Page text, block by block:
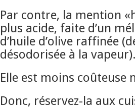
Par contre, la mention
plus acide, faite d’un
d’huile d’olive raffinée
désodorisée à la vapeur).
Elle est moins
Donc, réservez-la aux